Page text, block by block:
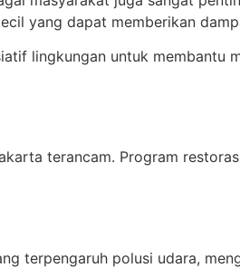
yang dapat memberikan
lingkungan untuk membantu
terancam. Program
terpengaruh polusi udara,